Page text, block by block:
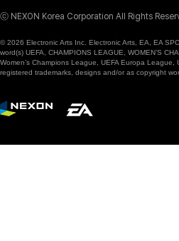
ⓒ NEXON Korea Corporation All Rights
© 2026 Electronic Arts Inc. Electronic Arts, EA, EA
word(s) UEFA, CHAMPIONS LEAGUE, WOMEN’S
Women’s Champions League, UEFA Europa
registered trademarks, designs and/or as copyright